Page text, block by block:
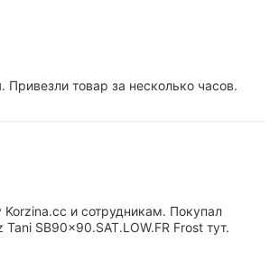
Привезли товар за несколько часов.
Korzina.cc и сотрудникам. Покупал
SB90x90.SAT.LOW.FR Frost тут.